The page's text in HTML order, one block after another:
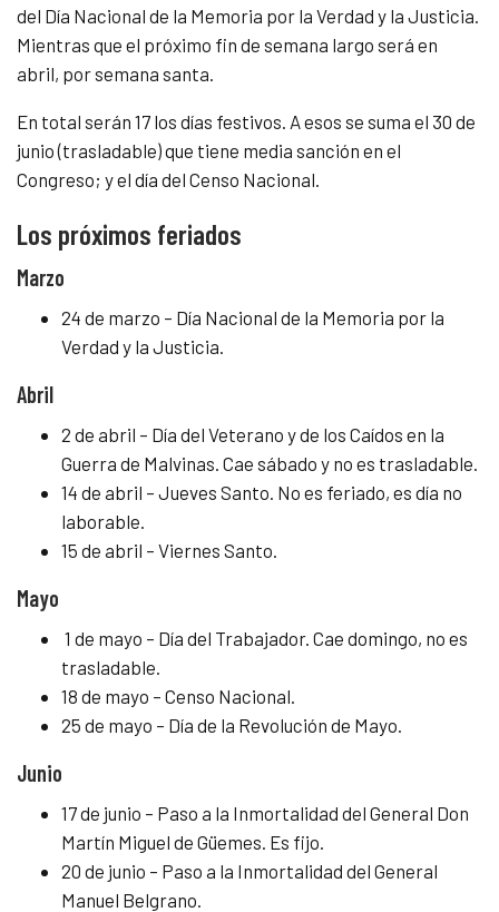
del Día Nacional de la Memoria por la Verdad y la Justicia.
Mientras que el próximo fin de semana largo será en
abril, por semana santa.
En total serán 17 los días festivos. A esos se suma el 30 de
junio (trasladable) que tiene media sanción en el
Congreso; y el día del Censo Nacional.
Los próximos feriados
Marzo
24 de marzo – Día Nacional de la Memoria por la
Verdad y la Justicia.
Abril
2 de abril – Día del Veterano y de los Caídos en la
Guerra de Malvinas. Cae sábado y no es trasladable.
14 de abril – Jueves Santo. No es feriado, es día no
laborable.
15 de abril – Viernes Santo.
Mayo
1 de mayo – Día del Trabajador. Cae domingo, no es
trasladable.
18 de mayo – Censo Nacional.
25 de mayo – Día de la Revolución de Mayo.
Junio
17 de junio – Paso a la Inmortalidad del General Don
Martín Miguel de Güemes. Es fijo.
20 de junio – Paso a la Inmortalidad del General
Manuel Belgrano.